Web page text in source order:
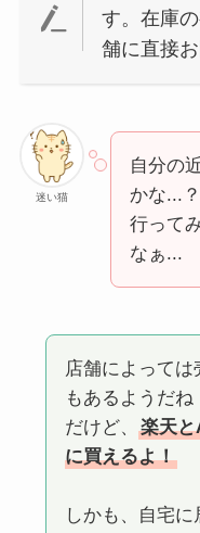
す。在庫
舗に直接
迷い猫
自分の
かな...？
行って
なぁ...
店舗によって
もあるようだね
だけど、
楽天
に買えるよ！
しかも、自宅